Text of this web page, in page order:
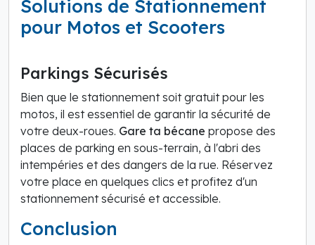
Solutions de Stationnement
pour Motos et Scooters
Parkings Sécurisés
Bien que le stationnement soit gratuit pour les
motos, il est essentiel de garantir la sécurité de
votre deux-roues. Gare ta bécane propose des
places de parking en sous-terrain, à l'abri des
intempéries et des dangers de la rue. Réservez
votre place en quelques clics et profitez d'un
stationnement sécurisé et accessible.
Conclusion